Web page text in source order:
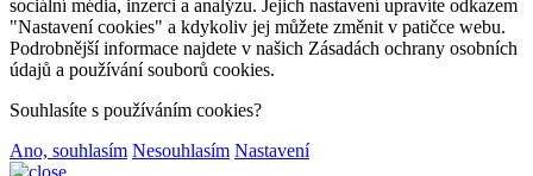
sociální média, inzerci a analýzu. Jejich nastavení upravíte odkazem
"Nastavení cookies" a kdykoliv jej můžete změnit v patičce webu.
Podrobnější informace najdete v našich Zásadách ochrany osobních
údajů a používání souborů cookies.
Souhlasíte s používáním cookies?
Ano, souhlasím Nesouhlasím Nastavení